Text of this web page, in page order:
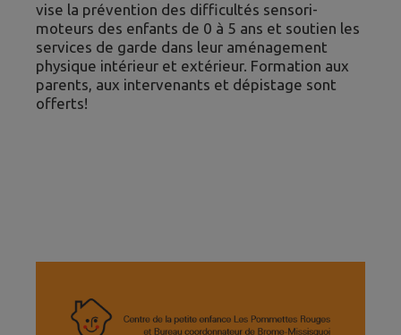
vise la prévention des difficultés sensori-
moteurs des enfants de 0 à 5 ans et soutien les
services de garde dans leur aménagement
physique intérieur et extérieur. Formation aux
parents, aux intervenants et dépistage sont
offerts!